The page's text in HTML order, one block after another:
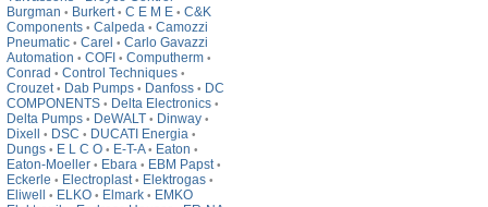
Burgman • Burkert • C E M E • C&K
Components • Calpeda • Camozzi
Pneumatic • Carel • Carlo Gavazzi
Automation • COFI • Computherm •
Conrad • Control Techniques •
Crouzet • Dab Pumps • Danfoss • DC
COMPONENTS • Delta Electronics •
Delta Pumps • DeWALT • Dinway •
Dixell • DSC • DUCATI Energia •
Dungs • E L C O • E-T-A • Eaton •
Eaton-Moeller • Ebara • EBM Papst •
Eckerle • Electroplast • Elektrogas •
Eliwell • ELKO • Elmark • EMKO